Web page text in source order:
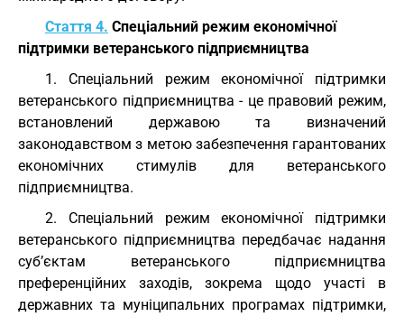
Стаття 4. Спеціальний режим економічної
підтримки ветеранського підприємництва
1. Спеціальний режим економічної підтримки
ветеранського підприємництва - це правовий режим,
встановлений державою та визначений
законодавством з метою забезпечення гарантованих
економічних стимулів для ветеранського
підприємництва.
2. Спеціальний режим економічної підтримки
ветеранського підприємництва передбачає надання
суб’єктам ветеранського підприємництва
преференційних заходів, зокрема щодо участі в
державних та муніципальних програмах підтримки,